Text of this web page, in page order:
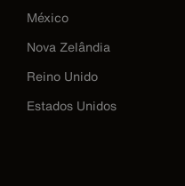
México
Nova Zelândia
Reino Unido
Estados Unidos